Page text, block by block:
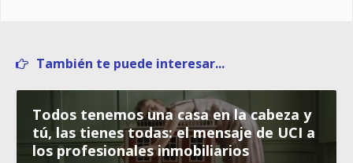
También te puede interesar...
Todos tenemos una casa en la cabeza y
tú, las tienes todas: el mensaje de UCI a
los profesionales inmobiliarios